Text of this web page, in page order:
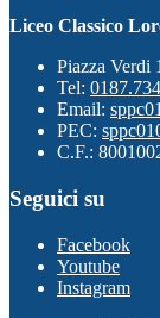
Liceo Classico
Piazza Verdi
Tel:
Email:
PEC:
C.F.:
Seguici su
Facebook
Youtube
Instagram